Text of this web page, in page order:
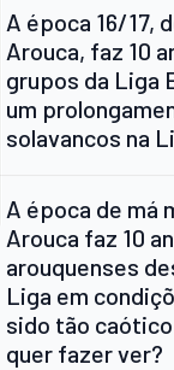
A época 16/17,
Arouca, faz 10
grupos da Liga
um
solavancos na
A época de má
Arouca faz 10
arouquenses
Liga em
sido tão
quer fazer ver?